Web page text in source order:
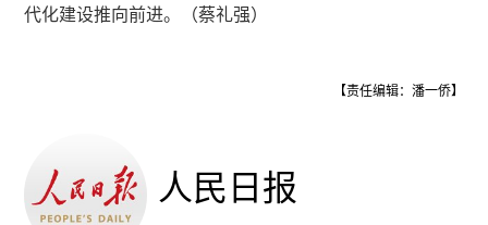
代化建设推向前进。（蔡礼强）
【责任编辑：潘一侨】
人民日报